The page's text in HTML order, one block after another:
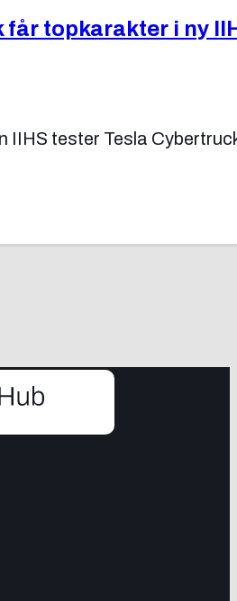
får topkarakter i ny
IIHS tester Tesla